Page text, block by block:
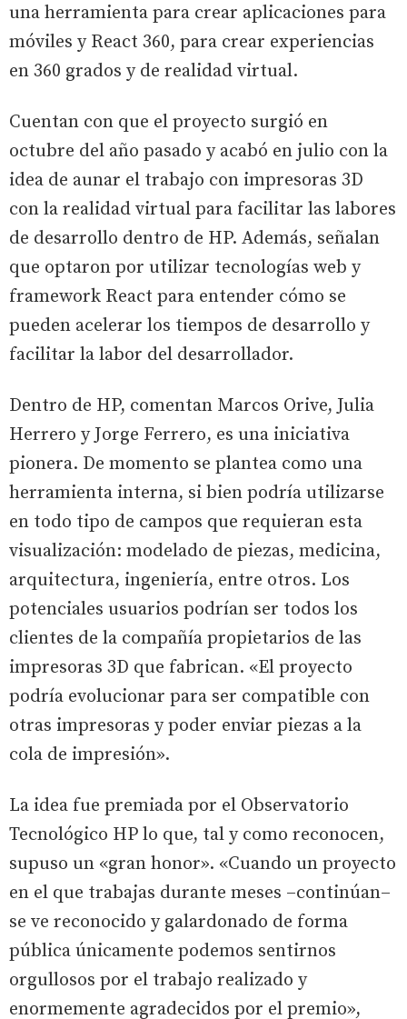
una herramienta para crear aplicaciones para
móviles y React 360, para crear experiencias
en 360 grados y de realidad virtual.
Cuentan con que el proyecto surgió en
octubre del año pasado y acabó en julio con la
idea de aunar el trabajo con impresoras 3D
con la realidad virtual para facilitar las labores
de desarrollo dentro de HP. Además, señalan
que optaron por utilizar tecnologías web y
framework React para entender cómo se
pueden acelerar los tiempos de desarrollo y
facilitar la labor del desarrollador.
Dentro de HP, comentan Marcos Orive, Julia
Herrero y Jorge Ferrero, es una iniciativa
pionera. De momento se plantea como una
herramienta interna, si bien podría utilizarse
en todo tipo de campos que requieran esta
visualización: modelado de piezas, medicina,
arquitectura, ingeniería, entre otros. Los
potenciales usuarios podrían ser todos los
clientes de la compañía propietarios de las
impresoras 3D que fabrican. «El proyecto
podría evolucionar para ser compatible con
otras impresoras y poder enviar piezas a la
cola de impresión».
La idea fue premiada por el Observatorio
Tecnológico HP lo que, tal y como reconocen,
supuso un «gran honor». «Cuando un proyecto
en el que trabajas durante meses –continúan–
se ve reconocido y galardonado de forma
pública únicamente podemos sentirnos
orgullosos por el trabajo realizado y
enormemente agradecidos por el premio»,